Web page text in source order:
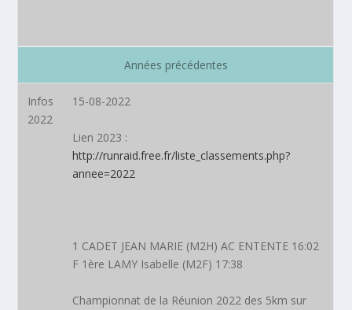
Années précédentes
Infos
2022
15-08-2022
Lien 2023 :
http://runraid.free.fr/liste_classements.php?
annee=2022
1 CADET JEAN MARIE (M2H) AC ENTENTE 16:02
F 1ère LAMY Isabelle (M2F) 17:38
Championnat de la Réunion 2022 des 5km sur